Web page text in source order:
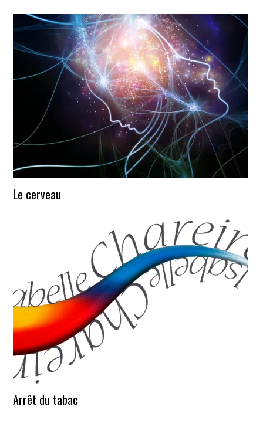
Le cerveau
Arrêt du tabac